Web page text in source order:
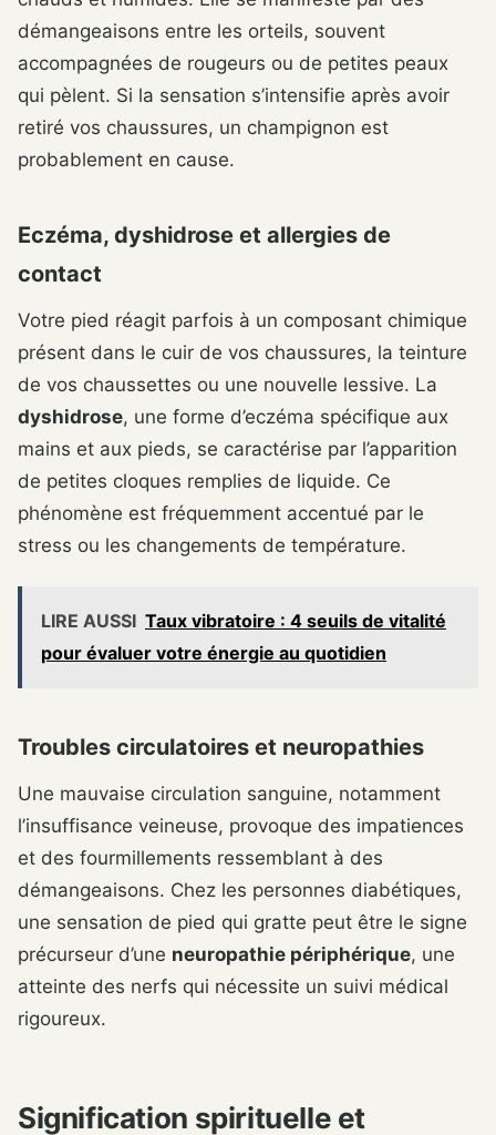
démangeaisons entre les orteils, souvent
accompagnées de rougeurs ou de petites peaux
qui pèlent. Si la sensation s’intensifie après avoir
retiré vos chaussures, un champignon est
probablement en cause.
Eczéma, dyshidrose et allergies de
contact
Votre pied réagit parfois à un composant chimique
présent dans le cuir de vos chaussures, la teinture
de vos chaussettes ou une nouvelle lessive. La
dyshidrose, une forme d’eczéma spécifique aux
mains et aux pieds, se caractérise par l’apparition
de petites cloques remplies de liquide. Ce
phénomène est fréquemment accentué par le
stress ou les changements de température.
LIRE AUSSI Taux vibratoire : 4 seuils de vitalité
pour évaluer votre énergie au quotidien
Troubles circulatoires et neuropathies
Une mauvaise circulation sanguine, notamment
l’insuffisance veineuse, provoque des impatiences
et des fourmillements ressemblant à des
démangeaisons. Chez les personnes diabétiques,
une sensation de pied qui gratte peut être le signe
précurseur d’une neuropathie périphérique, une
atteinte des nerfs qui nécessite un suivi médical
rigoureux.
Signification spirituelle et